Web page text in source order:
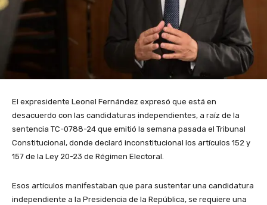
El expresidente Leonel Fernández expresó que está en
desacuerdo con las candidaturas independientes, a raíz de la
sentencia TC-0788-24 que emitió la semana pasada el Tribunal
Constitucional, donde declaró inconstitucional los artículos 152 y
157 de la Ley 20-23 de Régimen Electoral.
Esos artículos manifestaban que para sustentar una candidatura
independiente a la Presidencia de la República, se requiere una